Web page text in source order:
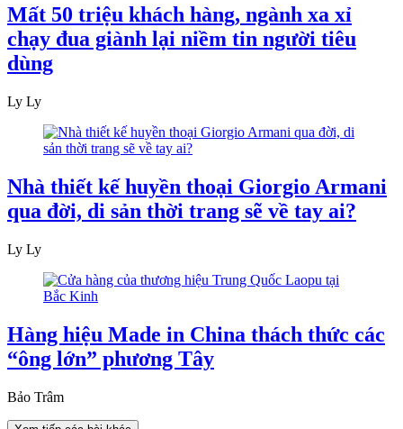
Mất 50 triệu khách hàng, ngành xa xỉ
chạy đua giành lại niềm tin người tiêu
dùng
Ly Ly
Nhà thiết kế huyền thoại Giorgio Armani
qua đời, di sản thời trang sẽ về tay ai?
Ly Ly
Hàng hiệu Made in China thách thức các
“ông lớn” phương Tây
Bảo Trâm